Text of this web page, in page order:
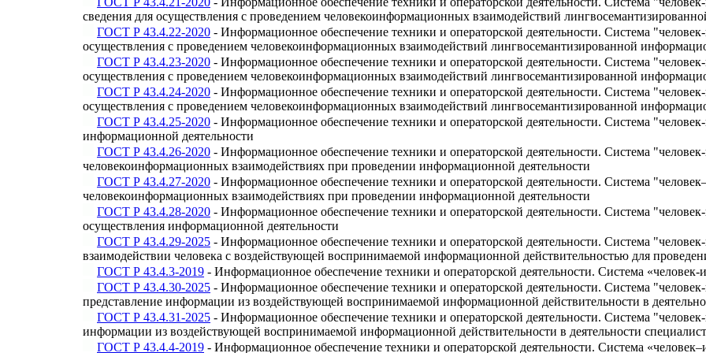
сведения для осуществления с проведением человекоинформационных взаимодействий
ГОСТ Р 43.4.22-2020 - Информационное обеспечение техники и операторской деятельности. Система
осуществления с проведением человекоинформационных взаимодействий лингвосемантизированной
ГОСТ Р 43.4.23-2020 - Информационное обеспечение техники и операторской деятельности. Система
осуществления с проведением человекоинформационных взаимодействий лингвосемантизированной
ГОСТ Р 43.4.24-2020 - Информационное обеспечение техники и операторской деятельности. Система
осуществления с проведением человекоинформационных взаимодействий лингвосемантизированной
ГОСТ Р 43.4.25-2020 - Информационное обеспечение техники и операторской деятельности. Система
информационной деятельности
ГОСТ Р 43.4.26-2020 - Информационное обеспечение техники и операторской деятельности. Система
человекоинформационных взаимодействиях при проведении информационной деятельности
ГОСТ Р 43.4.27-2020 - Информационное обеспечение техники и операторской деятельности. Система
человекоинформационных взаимодействиях при проведении информационной деятельности
ГОСТ Р 43.4.28-2020 - Информационное обеспечение техники и операторской деятельности. Система
осуществления информационной деятельности
ГОСТ Р 43.4.29-2025 - Информационное обеспечение техники и операторской деятельности. Система
взаимодействии человека с воздействующей воспринимаемой информационной действительностью для
ГОСТ Р 43.4.3-2019 - Информационное обеспечение техники и операторской деятельности. Система
ГОСТ Р 43.4.30-2025 - Информационное обеспечение техники и операторской деятельности. Система
представление информации из воздействующей воспринимаемой информационной действительности в
ГОСТ Р 43.4.31-2025 - Информационное обеспечение техники и операторской деятельности. Система
информации из воздействующей воспринимаемой информационной действительности в деятельности
ГОСТ Р 43.4.4-2019 - Информационное обеспечение техники и операторской деятельности. Система